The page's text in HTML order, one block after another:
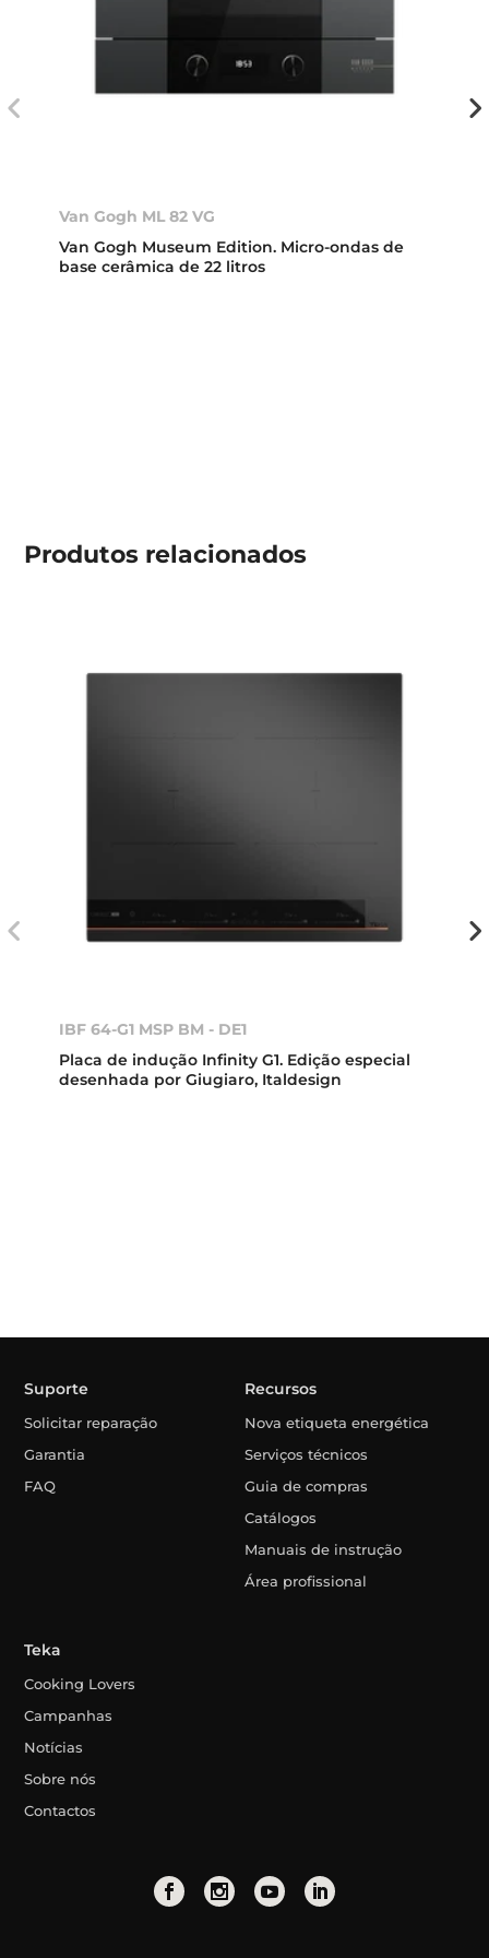
Van Gogh ML 82 VG
Van Gogh Museum Edition. Micro-ondas de
base cerâmica de 22 litros
Produtos relacionados
IBF 64-G1 MSP BM - DE1
Placa de indução Infinity G1. Edição especial
desenhada por Giugiaro, Italdesign
Suporte
Solicitar reparação
Garantia
FAQ
Recursos
Nova etiqueta energética
Serviços técnicos
Guia de compras
Catálogos
Manuais de instrução
Área profissional
Teka
Cooking Lovers
Campanhas
Notícias
Sobre nós
Contactos